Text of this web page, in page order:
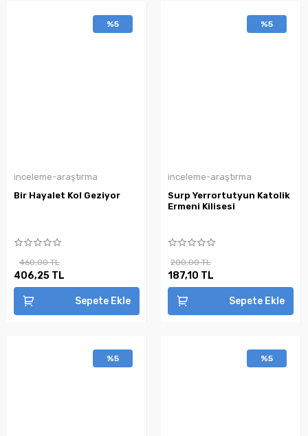
%5
inceleme-araştırma
Bir Hayalet Kol Geziyor
460,00 TL
406,25 TL
Sepete Ekle
%5
inceleme-araştırma
Surp Yerrortutyun Katolik
Ermeni Kilisesi
200,00 TL
187,10 TL
Sepete Ekle
%5 %5